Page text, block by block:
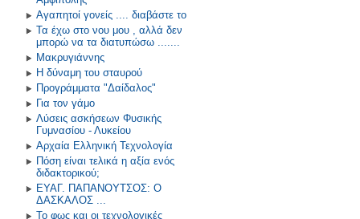
Αγαπητοί γονείς .... διαβάστε το
Τα έχω στο νου μου , αλλά δεν
μπορώ να τα διατυπώσω .......
Μακρυγιάννης
Η δύναμη του σταυρού
Προγράμματα "Δαίδαλος"
Για τον γάμο
Λύσεις ασκήσεων Φυσικής
Γυμνασίου - Λυκείου
Αρχαία Ελληνική Τεχνολογία
Πόση είναι τελικά η αξία ενός
διδακτορικού;
ΕΥΑΓ. ΠΑΠΑΝΟΥΤΣΟΣ: O
ΔΑΣΚΑΛΟΣ ...
Το φως και οι τεχνολογικές